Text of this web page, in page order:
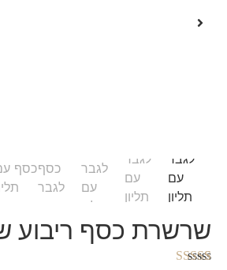
שרשרת כסף ריבוע